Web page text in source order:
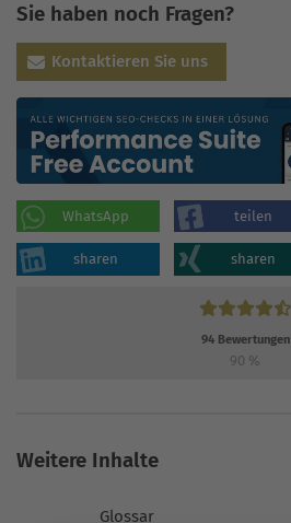
Sie haben noch Fragen?
Kontaktieren Sie uns
WhatsApp teilen
sharen sharen
94Bewertungen
90 %
Weitere Inhalte
Glossar